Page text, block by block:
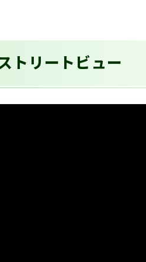
トリートビュー